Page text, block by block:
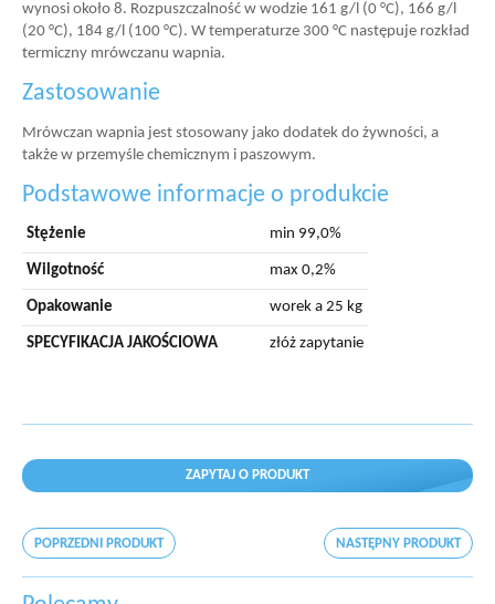
wynosi około 8. Rozpuszczalność w wodzie 161 g/l (0 °C), 166 g/l
(20 °C), 184 g/l (100 °C). W temperaturze 300 °C następuje rozkład
termiczny mrówczanu wapnia.
Zastosowanie
Mrówczan wapnia jest stosowany jako dodatek do żywności, a
także w przemyśle chemicznym i paszowym.
Podstawowe informacje o produkcie
Stężenie min 99,0%
Wilgotność max 0,2%
Opakowanie worek a 25 kg
SPECYFIKACJA JAKOŚCIOWA złóż zapytanie
ZAPYTAJ O PRODUKT
POPRZEDNI PRODUKT NASTĘPNY PRODUKT